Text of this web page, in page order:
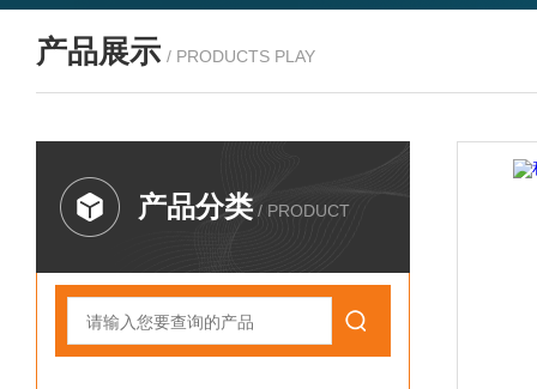
产品展示 / PRODUCTS PLAY
产品分类 / PRODUCT